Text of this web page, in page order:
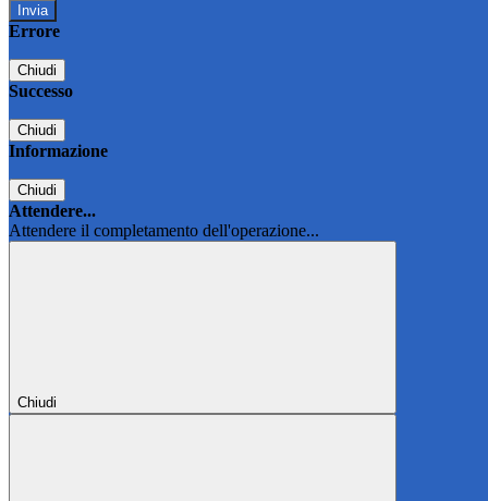
Errore
Chiudi
Successo
Chiudi
Informazione
Chiudi
Attendere...
Attendere il completamento dell'operazione...
Chiudi